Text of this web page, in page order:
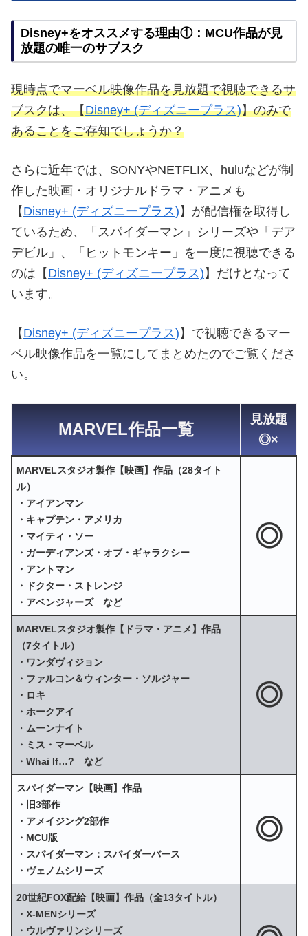
Disney+をオススメする理由①：MCU作品が見
放題の唯一のサブスク
現時点でマーベル映像作品を見放題で視聴できるサ
ブスクは、【Disney+ (ディズニープラス)】のみで
あることをご存知でしょうか？
さらに近年では、SONYやNETFLIX、huluなどが制
作した映画・オリジナルドラマ・アニメも
【 Disney+ (ディズニープラス) 】が配信権を取得し
ているため、「スパイダーマン」シリーズや「デア
デビル」、「ヒットモンキー」を一度に視聴できる
のは【 Disney+ (ディズニープラス) 】だけとなって
います。
【 Disney+ (ディズニープラス) 】で視聴できるマー
ベル映像作品を一覧にしてまとめたのでご覧くださ
い。
MARVEL作品一覧
見放題
◎×
MARVELスタジオ製作【映画】作品（28タイト
ル）
・アイアンマン
・キャプテン・アメリカ
・マイティ・ソー
・ガーディアンズ・オブ・ギャラクシー
・アントマン
・ドクター・ストレンジ
・アベンジャーズ など
◎
MARVELスタジオ製作【ドラマ・アニメ】作品
（7タイトル）
・ワンダヴィジョン
・ファルコン＆ウィンター・ソルジャー
・ロキ
・ホークアイ
・ ムーンナイト
・ミス・マーベル
・Whai If…? など
◎
スパイダーマン【映画】作品
・旧3部作
・アメイジング2部作
・MCU版
・ スパイダーマン：スパイダーバース
・ヴェノムシリーズ
◎
20世紀FOX配給【映画】作品（全13タイトル）
・X‐MENシリーズ
・ウルヴァリンシリーズ